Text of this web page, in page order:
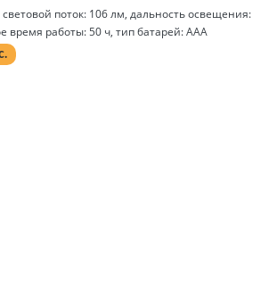
поток: 106 лм, дальность освещения:
время работы: 50 ч, тип батарей: AAA